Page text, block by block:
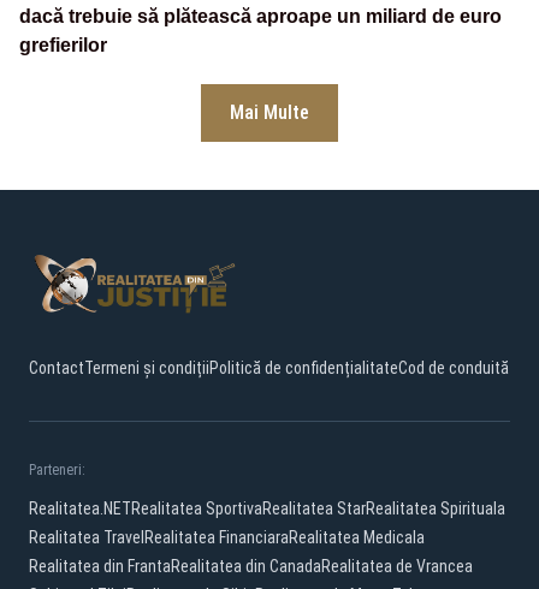
dacă trebuie să plătească aproape un miliard de euro
grefierilor
Mai Multe
ContactTermeni și condițiiPolitică de confidențialitateCod de conduită
Parteneri:
Realitatea.NETRealitatea SportivaRealitatea StarRealitatea Spirituala
Realitatea Travel Realitatea FinanciaraRealitatea Medicala
Realitatea din FrantaRealitatea din CanadaRealitatea de Vrancea